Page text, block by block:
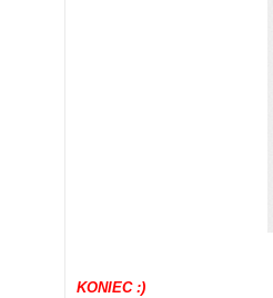
KONIEC :)